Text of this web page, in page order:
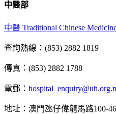
中醫部
中醫 Traditional Chinese
查詢熱線：(853) 2882 1819
傳真：(853) 2882 1788
電郵：
地址：澳門氹仔偉龍馬路100-